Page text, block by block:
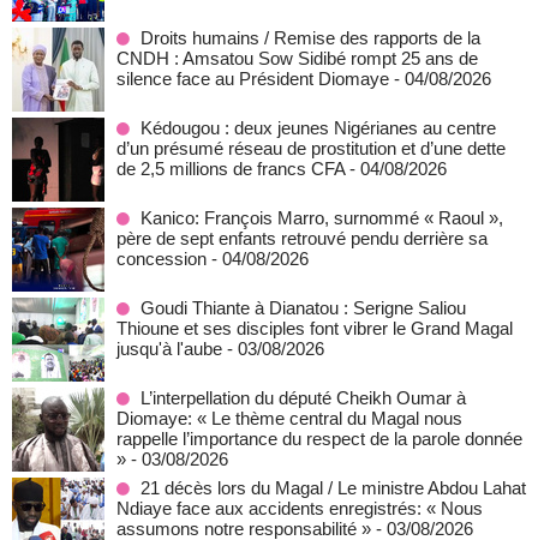
Droits humains / Remise des rapports de la
CNDH : Amsatou Sow Sidibé rompt 25 ans de
silence face au Président Diomaye - 04/08/2026
Kédougou : deux jeunes Nigérianes au centre
d’un présumé réseau de prostitution et d’une dette
de 2,5 millions de francs CFA - 04/08/2026
Kanico: François Marro, surnommé « Raoul »,
père de sept enfants retrouvé pendu derrière sa
concession - 04/08/2026
Goudi Thiante à Dianatou : Serigne Saliou
Thioune et ses disciples font vibrer le Grand Magal
jusqu'à l'aube - 03/08/2026
L’interpellation du député Cheikh Oumar à
Diomaye: « Le thème central du Magal nous
rappelle l’importance du respect de la parole donnée
» - 03/08/2026
21 décès lors du Magal / Le ministre Abdou Lahat
Ndiaye face aux accidents enregistrés: « Nous
assumons notre responsabilité » - 03/08/2026